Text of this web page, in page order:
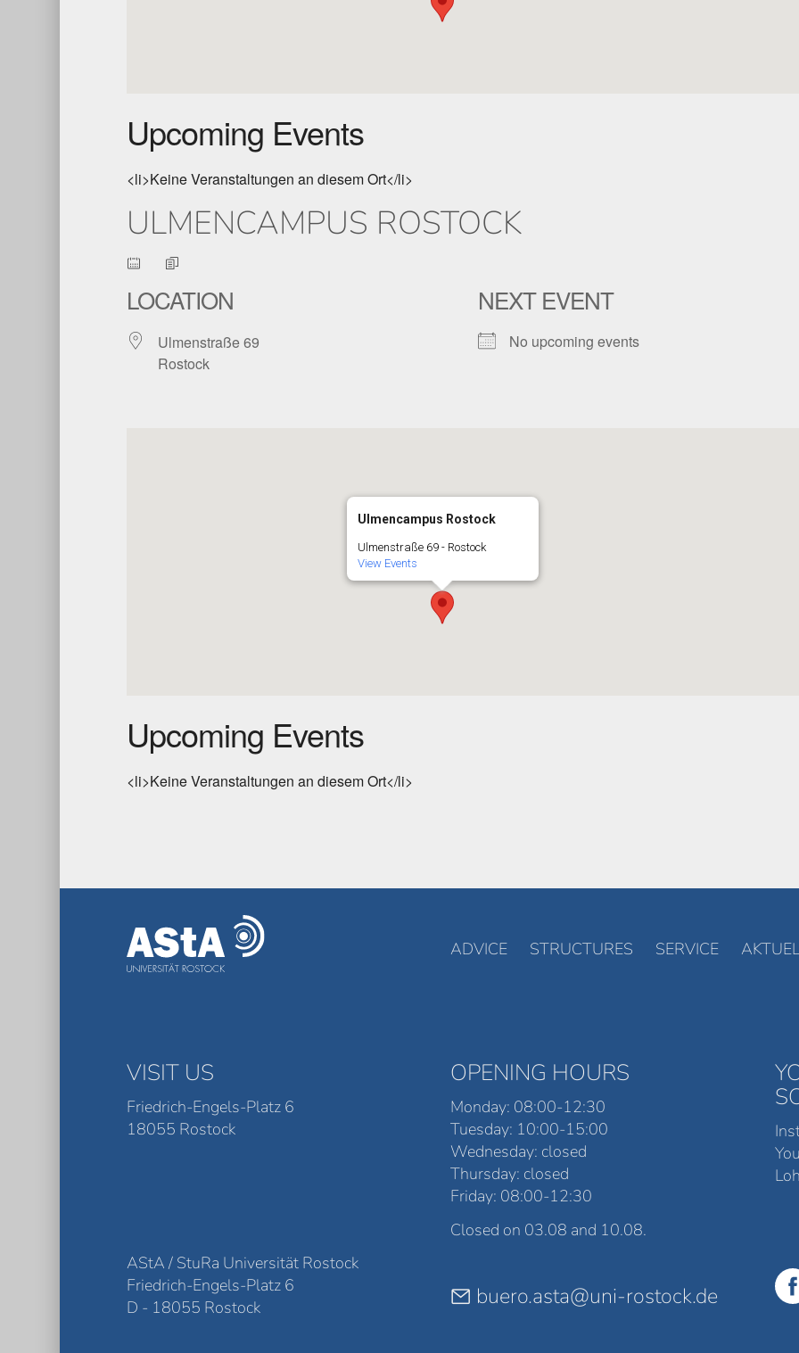
Upcoming Events
<li>Keine Veranstaltungen an diesem Ort</li>
ULMENCAMPUS ROSTOCK
LOCATION
Ulmenstraße 69
Rostock
NEXT EVENT
No upcoming events
Ulmencampus Rostock
Ulmenstraße 69 - Rostock
View Events
Upcoming Events
<li>Keine Veranstaltungen an diesem Ort</li>
ADVICE STRUCTURES SERVICE
VISIT US
Friedrich-Engels-Platz 6
18055 Rostock
OPENING HOURS
Monday: 08:00-12:30
Tuesday: 10:00-15:00
Wednesday: closed
Thursday: closed
Friday: 08:00-12:30
Closed on 03.08 and 10.08.
AStA / StuRa Universität Rostock
Friedrich-Engels-Platz 6
D - 18055 Rostock
buero.asta@uni-rostock.de